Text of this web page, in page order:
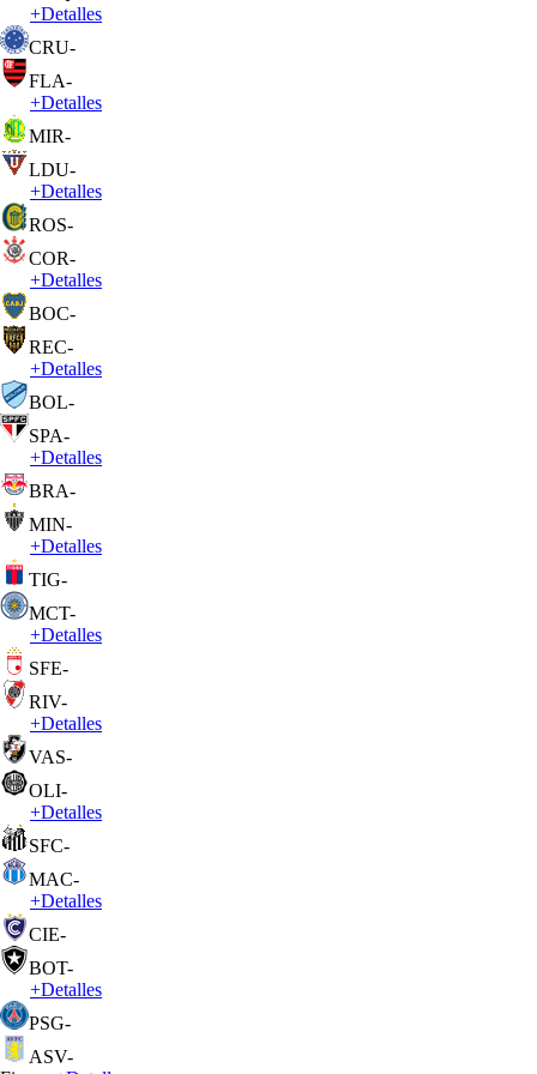
+Detalles
CRU-
FLA-
+Detalles
MIR-
LDU-
+Detalles
ROS-
COR-
+Detalles
BOC-
REC-
+Detalles
BOL-
SPA-
+Detalles
BRA-
MIN-
+Detalles
TIG-
MCT-
+Detalles
SFE-
RIV-
+Detalles
VAS-
OLI-
+Detalles
SFC-
MAC-
+Detalles
CIE-
BOT-
+Detalles
PSG-
ASV-